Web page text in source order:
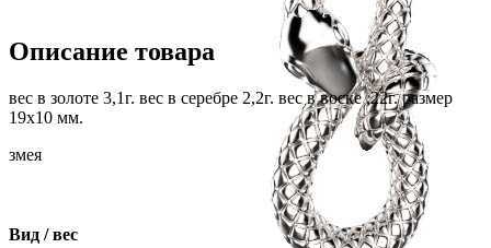
Описание товара
вес в золоте 3,1г. вес в серебре 2,2г. вес в воске ,22г. размер
19х10 мм.
змея
Вид / вес